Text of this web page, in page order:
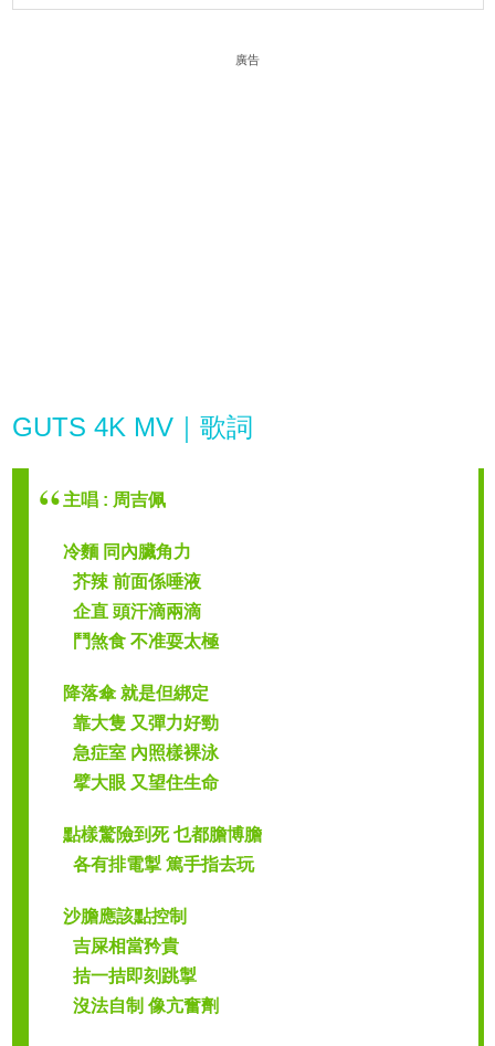
廣告
GUTS 4K MV｜歌詞
主唱 : 周吉佩
冷麵 同內臟角力
芥辣 前面係唾液
企直 頭汗滴兩滴
鬥煞食 不准耍太極
降落傘 就是但綁定
靠大隻 又彈力好勁
急症室 內照樣裸泳
擘大眼 又望住生命
點樣驚險到死 乜都膽博膽
各有排電掣 篤手指去玩
沙膽應該點控制
吉屎相當矜貴
拮一拮即刻跳掣
沒法自制 像亢奮劑